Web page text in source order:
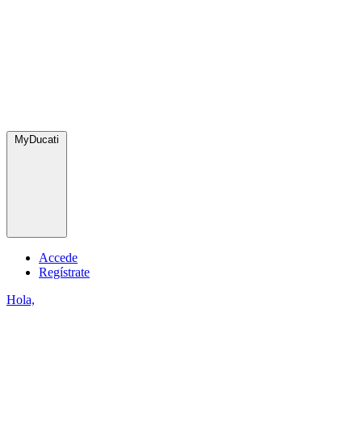
MyDucati
Accede
Regístrate
Hola,